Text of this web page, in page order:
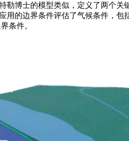
博士的模型类似，定义了两个
用的边界条件评估了气候条件，
条件。